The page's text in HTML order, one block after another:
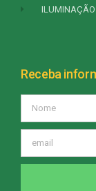
Receba